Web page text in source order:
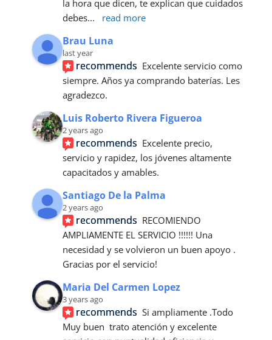
la hora que dicen, te explican que cuidados
debes... read more
Brau Luna
last year
recommends Excelente servicio como
siempre. Años ya comprando baterías. Les
agradezco.
Luis Roberto Rivera Figueroa
2 years ago
recommends Excelente precio,
servicio y rapidez, los jóvenes altamente
capacitados y amables.
Santiago De la Palma
2 years ago
recommends RECOMIENDO
AMPLIAMENTE EL SERVICIO !!!!!! Una
necesidad y se volvieron un buen apoyo .
Gracias por el servicio!
Maria Del Carmen Lopez
3 years ago
recommends Si ampliamente .Todo
Muy buen  trato atención y excelente